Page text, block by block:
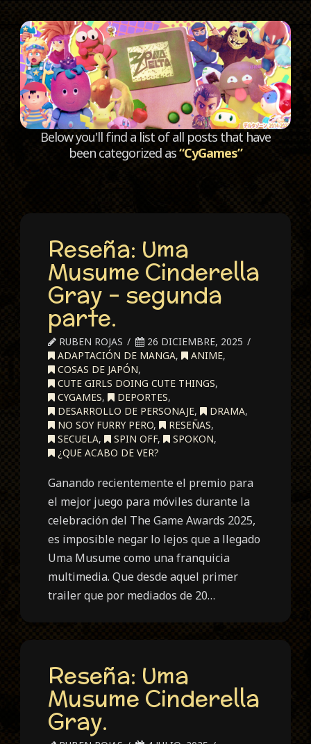
Below you'll find a list of all posts that have
been categorized as“CyGames”
Reseña: Uma
Musume Cinderella
Gray – segunda
parte.
RUBEN ROJAS
26 DICIEMBRE, 2025
ADAPTACIÓN DE MANGA, ANIME,
COSAS DE JAPÓN,
CUTE GIRLS DOING CUTE THINGS,
CYGAMES, DEPORTES,
DESARROLLO DE PERSONAJE, DRAMA,
NO SOY FURRY PERO, RESEÑAS,
SECUELA, SPIN OFF, SPOKON,
¿QUE ACABO DE VER?
Ganando recientemente el premio para
el mejor juego para móviles durante la
celebración del The Game Awards 2025,
es imposible negar lo lejos que a llegado
Uma Musume como una franquicia
multimedia. Que desde aquel primer
trailer que por mediados de 20…
Reseña: Uma
Musume Cinderella
Gray.